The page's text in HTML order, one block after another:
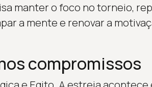
manter o foco no torneio,
a mente e renovar a
compromissos